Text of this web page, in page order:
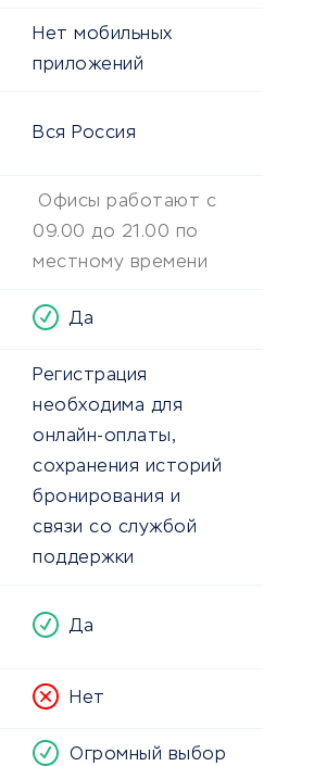
Нет мобильных
приложений
Вся Россия
Офисы работают с
09.00 до 21.00 по
местному времени
Да
Регистрация
необходима для
онлайн-оплаты,
сохранения историй
бронирования и
связи со службой
поддержки
Да
Нет
Огромный выбор